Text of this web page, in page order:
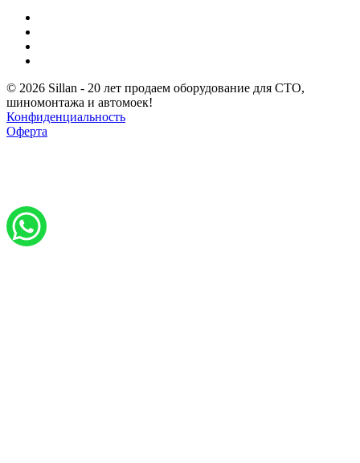
© 2026 Sillan - 20 лет продаем оборудование для СТО,
шиномонтажа и автомоек!
Конфиденциальность
Оферта